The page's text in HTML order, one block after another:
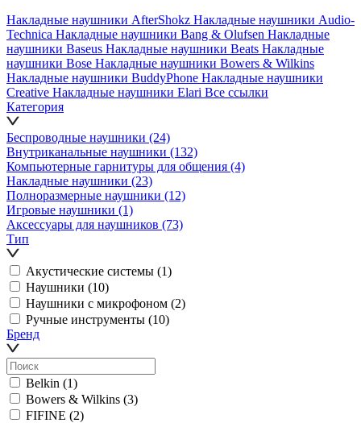
Накладные наушники AfterShokz Накладные наушники Audio-
Technica Накладные наушники Bang & Olufsen Накладные
наушники Baseus Накладные наушники Beats Накладные
наушники Bose Накладные наушники Bowers & Wilkins
Накладные наушники BuddyPhone Накладные наушники
Creative Накладные наушники Elari Все ссылки
Категория
Беспроводные наушники (24)
Внутриканальные наушники (132)
Компьютерные гарнитуры для общения (4)
Накладные наушники (23)
Полноразмерные наушники (12)
Игровые наушники (1)
Аксессуары для наушников (73)
Тип
Акустические системы (1)
Наушники (10)
Наушники с микрофоном (2)
Ручные инструменты (10)
Бренд
Belkin (1)
Bowers & Wilkins (3)
FIFINE (2)